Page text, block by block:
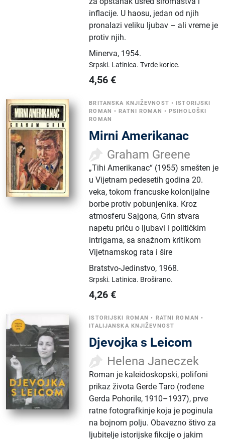
inflacije. U haosu, jedan od njih
pronalazi veliku ljubav – ali vreme je
protiv njih.
Minerva, 1954.
Srpski. Latinica.Tvrde korice.
4,56 €
BRITANSKA KNJIŽEVNOST • ISTORIJSKI
ROMAN •RATNI ROMAN •PSIHOLOŠKI
ROMAN
Mirni Amerikanac
Graham Greene
„Tihi Amerikanac“ (1955) smešten je
u Vijetnam pedesetih godina 20.
veka, tokom francuske kolonijalne
borbe protiv pobunjenika. Kroz
atmosferu Sajgona, Grin stvara
napetu priču o ljubavi i političkim
intrigama, sa snažnom kritikom
Vijetnamskog rata i šire
Bratstvo-Jedinstvo, 1968.
Srpski. Latinica. Broširano.
4,26 €
ISTORIJSKI ROMAN • RATNI ROMAN •
ITALIJANSKA KNJIŽEVNOST
Djevojka s Leicom
Helena Janeczek
Roman je kaleidoskopski, polifoni
prikaz života Gerde Taro (rođene
Gerda Pohorile, 1910–1937), prve
ratne fotografkinje koja je poginula
na bojnom polju. Obavezno štivo za
ljubitelje istorijske fikcije o jakim